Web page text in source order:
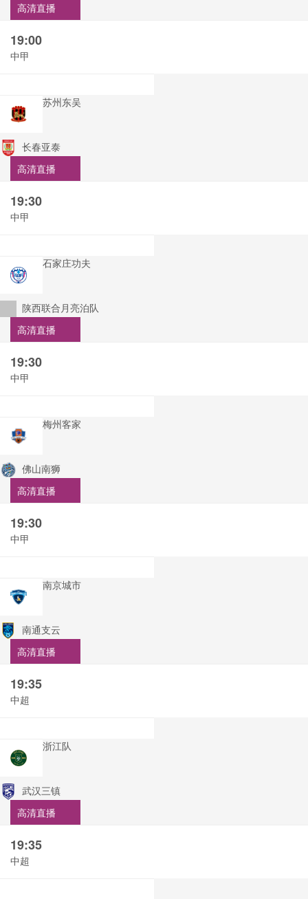
高清直播
19:00
中甲
苏州东吴
长春亚泰
高清直播
19:30
中甲
石家庄功夫
陕西联合月亮泊队
高清直播
19:30
中甲
梅州客家
佛山南狮
高清直播
19:30
中甲
南京城市
南通支云
高清直播
19:35
中超
浙江队
武汉三镇
高清直播
19:35
中超